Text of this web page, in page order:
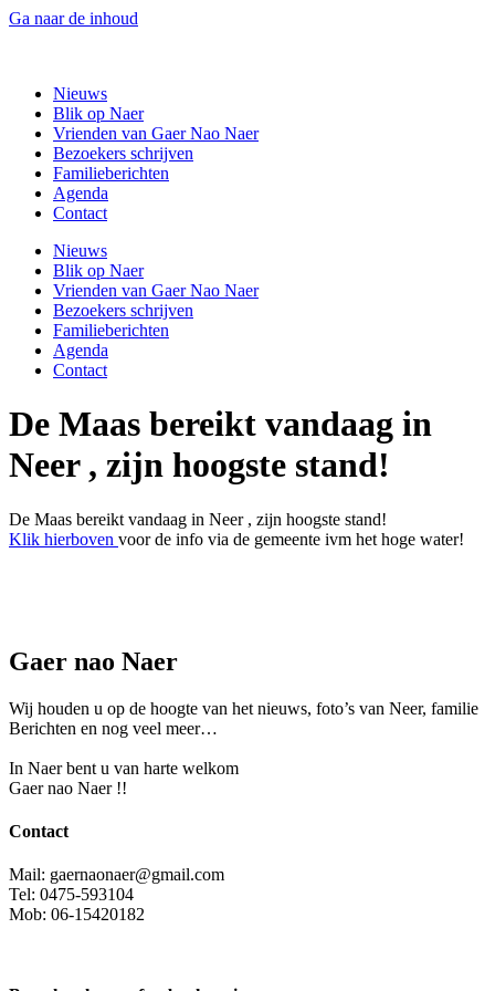
Ga naar de inhoud
Nieuws
Blik op Naer
Vrienden van Gaer Nao Naer
Bezoekers schrijven
Familieberichten
Agenda
Contact
Nieuws
Blik op Naer
Vrienden van Gaer Nao Naer
Bezoekers schrijven
Familieberichten
Agenda
Contact
De Maas bereikt vandaag in
Neer , zijn hoogste stand!
De Maas bereikt vandaag in Neer , zijn hoogste stand!
Klik hierboven voor de info via de gemeente ivm het hoge water!
Gaer nao Naer
Wij houden u op de hoogte van het nieuws, foto’s van Neer, familie
Berichten en nog veel meer…
In Naer bent u van harte welkom
Gaer nao Naer !!
Contact
Mail: gaernaonaer@gmail.com
Tel: 0475-593104
Mob: 06-15420182